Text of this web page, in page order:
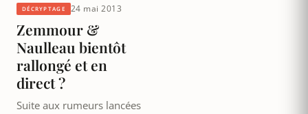
DÉCRYPTAGE 24 mai 2013
Zemmour &
Naulleau bientôt
rallongé et en
direct ?
Suite aux rumeurs lancées